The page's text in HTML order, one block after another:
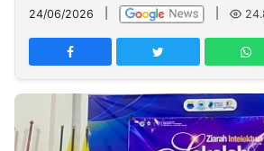
PT
TREETAN
MULTIMEDIA
INDONESIA
Partner
24/06/2026